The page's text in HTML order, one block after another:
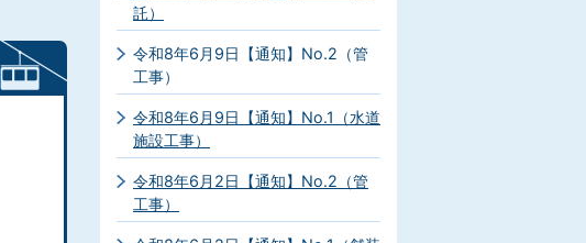
託）
令和8年6月9日【通知】No.2（管
工事）
令和8年6月9日【通知】No.1（水道
施設工事）
令和8年6月2日【通知】No.2（管
工事）